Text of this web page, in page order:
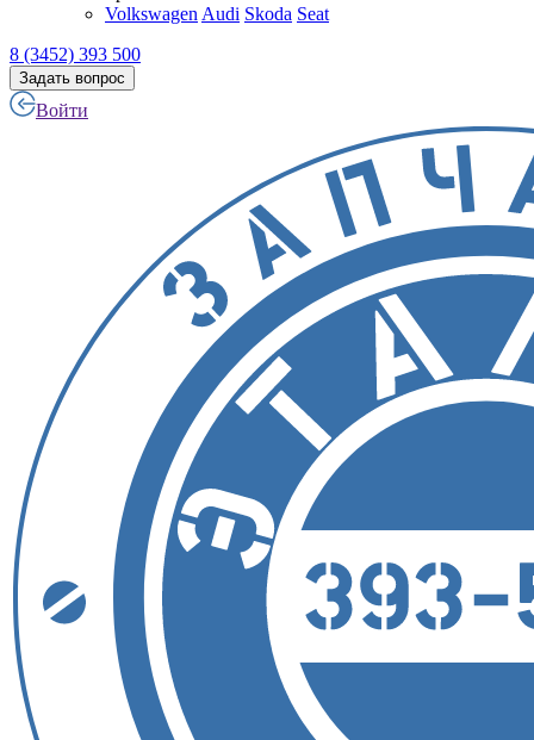
Volkswagen Audi Skoda Seat
8 (3452) 393 500
Задать вопрос
Войти